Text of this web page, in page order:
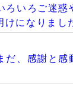
ろいろご迷惑
けになりまし
だ、感謝と